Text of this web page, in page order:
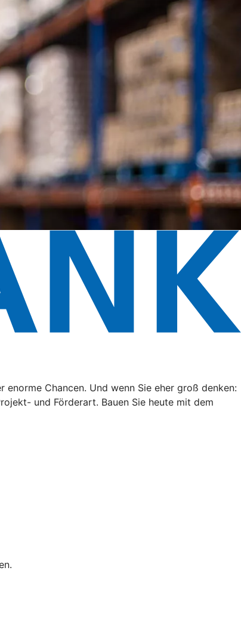
Chancen. Und wenn Sie eher groß denken:
und Förderart. Bauen Sie heute mit dem